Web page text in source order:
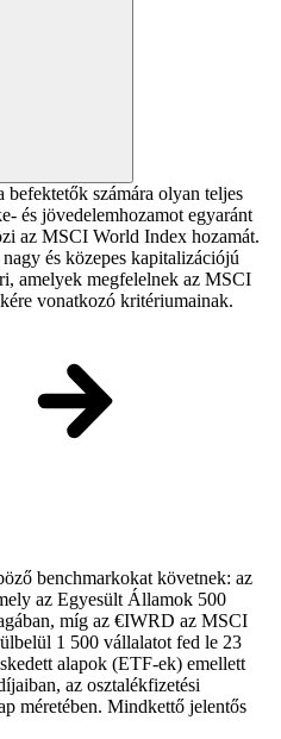
számára olyan teljes
és jövedelemhozamot egyaránt
az MSCI World Index hozamát.
és közepes kapitalizációjú
amelyek megfelelnek az MSCI
vonatkozó kritériumainak.
benchmarkokat követnek: az
az Egyesült Államok 500
míg az €IWRD az MSCI
1 500 vállalatot fed le 23
alapok (ETF-ek) emellett
az osztalékfizetési
méretében. Mindkettő jelentős